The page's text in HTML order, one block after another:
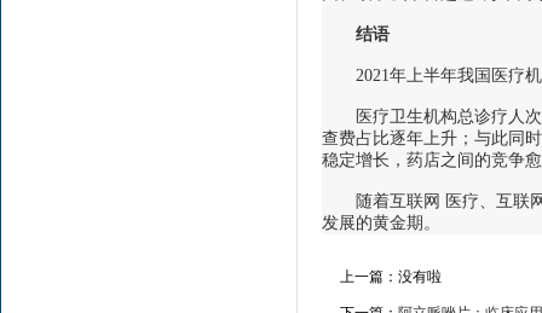
结语
2021年上半年我国医疗机
医疗卫生机构总诊疗人次
查费占比逐年上升；与此同
稳定增长，药店之间的竞争
随着互联网 医疗、互联网
发展的黄金期。
上一篇：没有啦